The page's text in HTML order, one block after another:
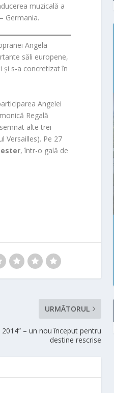
muzicală a
– Germania.
Angela
săli europene,
și s-a concretizat în
Angelei
Regală
alte trei
Versailles). Pe 27
, într-o gală de
URMĂTORUL
– un nou început pentru
destine rescrise